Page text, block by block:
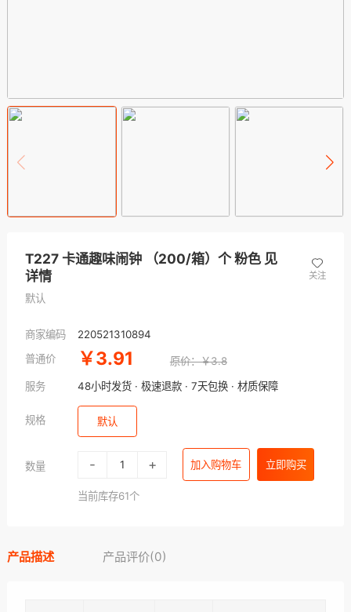
T227 卡通趣味闹钟 （200/箱）个 粉色 见
详情
默认
关注
商家编码
220521310894
普通价
￥3.91
原价：￥3.8
服务
48小时发货 · 极速退款 · 7天包换 · 材质保障
规格 默认
数量 - + 加入购物车 立即购买
当前库存61个
产品描述 产品评价(0)